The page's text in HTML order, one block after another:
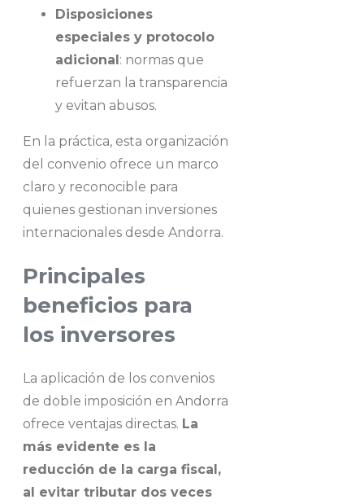
Disposiciones
especiales y protocolo
adicional: normas que
refuerzan la transparencia
y evitan abusos.
En la práctica, esta organización
del convenio ofrece un marco
claro y reconocible para
quienes gestionan inversiones
internacionales desde Andorra.
Principales
beneficios para
los inversores
La aplicación de los convenios
de doble imposición en Andorra
ofrece ventajas directas. La
más evidente es la
reducción de la carga fiscal,
al evitar tributar dos veces